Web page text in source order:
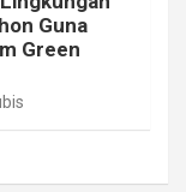
Guna
Green